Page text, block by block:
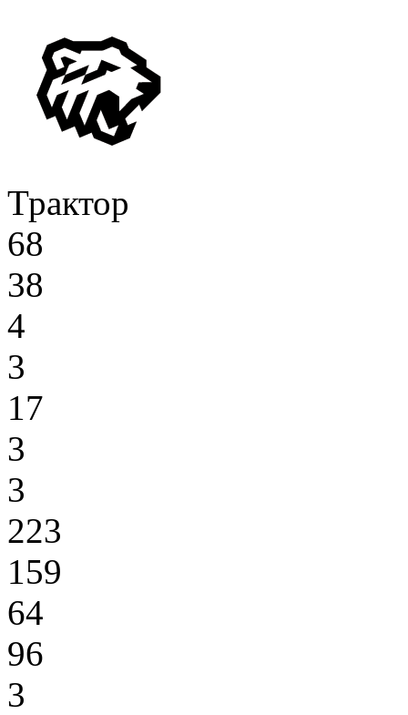
Трактор
68
38
4
3
17
3
3
223
159
64
96
3